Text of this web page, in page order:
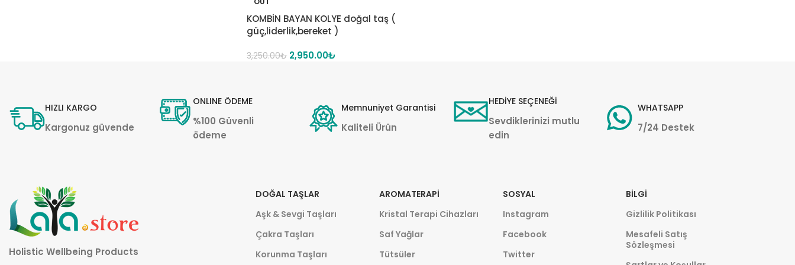
KOMBİN BAYAN KOLYE doğal taş (
güç,liderlik,bereket )
3,250.00₺ 2,950.00₺
HIZLI KARGO
Kargonuz güvende
ONLINE ÖDEME
%100 Güvenli
ödeme
Memnuniyet Garantisi
Kaliteli Ürün
HEDİYE SEÇENEĞİ
Sevdiklerinizi mutlu
edin
WHATSAPP
7/24 Destek
Holistic Wellbeing Products
DOĞAL TAŞLAR
Aşk & Sevgi Taşları
Çakra Taşları
Korunma Taşları
AROMATERAPI
Kristal Terapi Cihazları
Saf Yağlar
Tütsüler
SOSYAL
Instagram
Facebook
Twitter
BILGI
Gizlilik Politikası
Mesafeli Satış
Sözleşmesi